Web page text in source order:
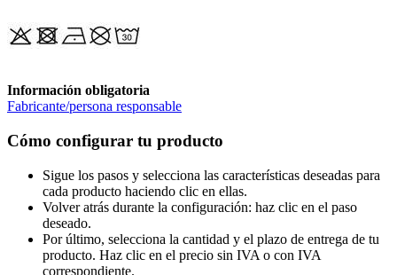
Información obligatoria
Fabricante/persona responsable
Cómo configurar tu producto
Sigue los pasos y selecciona las características deseadas para
cada producto haciendo clic en ellas.
Volver atrás durante la configuración: haz clic en el paso
deseado.
Por último, selecciona la cantidad y el plazo de entrega de tu
producto. Haz clic en el precio sin IVA o con IVA
correspondiente.